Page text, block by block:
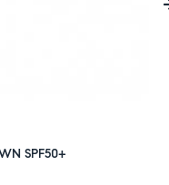
SPF50+